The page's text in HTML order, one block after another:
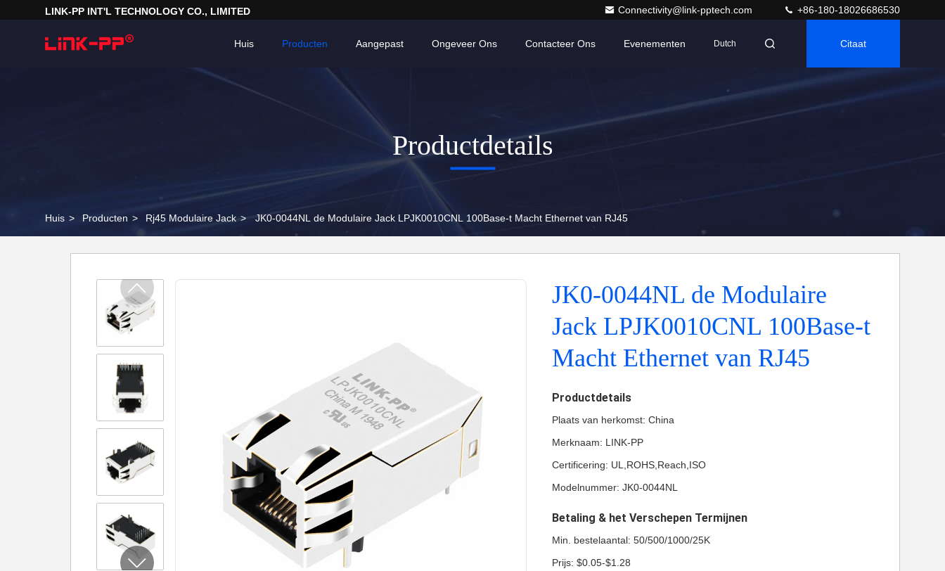
LINK-PP INT'L TECHNOLOGY CO., LIMITED Connectivity@link-pptech.com +86-180-18026686530
Huis Producten Ongeveer Ons Contacteer Ons Evenementen
Aangepast Dutch Citaat
Productdetails
Huis > Producten > Rj45 Modulaire Jack > JK0-0044NL de Modulaire Jack LPJK0010CNL 100Base-t Macht Ethernet van RJ45
JK0-0044NL de Modulaire
Jack LPJK0010CNL 100Base-t
Macht Ethernet van RJ45
Productdetails
Plaats van herkomst: China
Merknaam: LINK-PP
Certificering: UL,ROHS,Reach,ISO
Modelnummer: JK0-0044NL
Betaling & het Verschepen Termijnen
Min. bestelaantal: 50/500/1000/25K
Prijs: $0.05-$1.28